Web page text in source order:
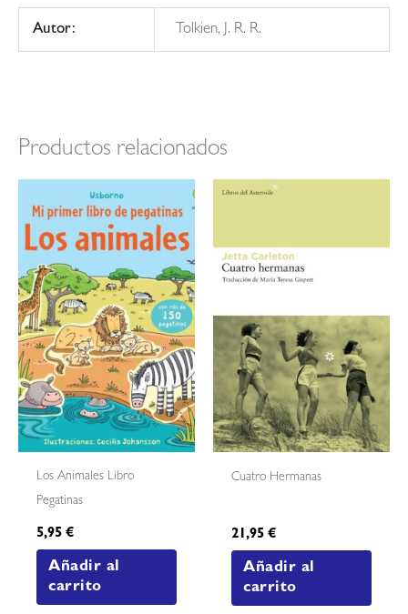
Autor: Tolkien, J. R. R.
Productos relacionados
Los Animales Libro
Pegatinas
5,95€
Añadir al
carrito
Cuatro Hermanas
21,95€
Añadir al
carrito